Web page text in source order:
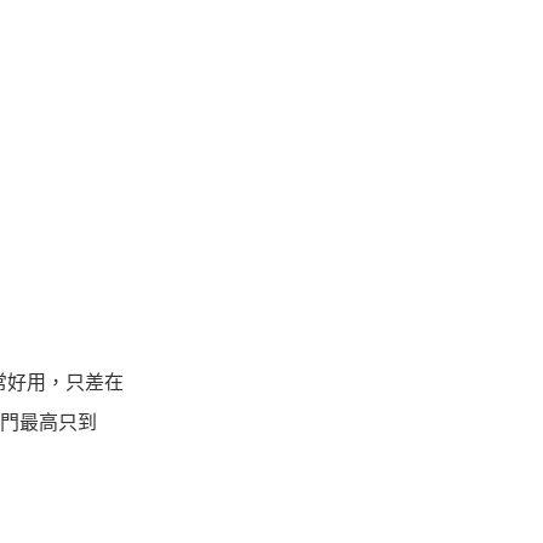
好用，只差在
最高只到